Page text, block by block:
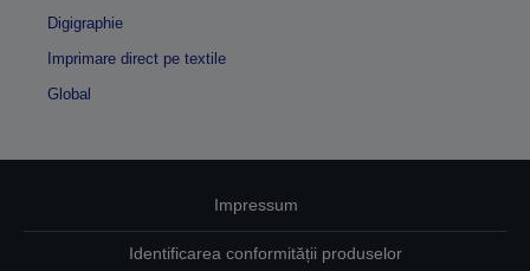
Digigraphie
Imprimare direct pe textile
Global
Impressum
Identificarea conformității produselor